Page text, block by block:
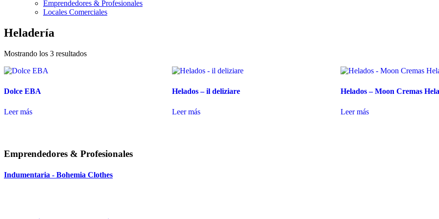
Emprendedores & Profesionales
Locales Comerciales
Heladería
Mostrando los 3 resultados
Dolce EBA
Leer más
Helados – il deliziare
Leer más
Helados – Moon Cremas
Leer más
Emprendedores & Profesionales
Indumentaria - Bohemia Clothes